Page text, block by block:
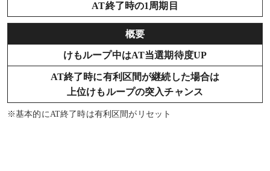
AT終了時の1周期目
概要
けもループ中はAT当選期待度UP
AT終了時に有利区間が継続した場合は
上位けもループの突入チャンス
※基本的にAT終了時は有利区間がリセット